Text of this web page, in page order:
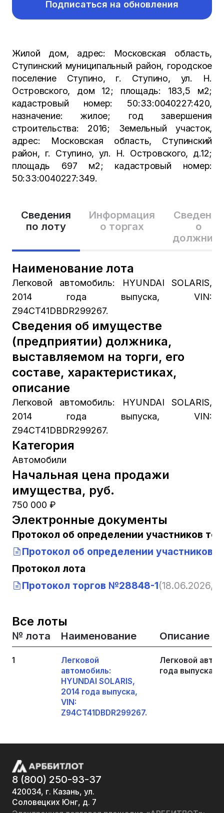
Сведения
по лоту
Информация
о торгах
Сведения
о
Наименование лота
Легковой автомобиль: HYUNDAI SOLARIS,
2014 года выпуска, VIN:
Z94CT41DBDR299267.
Сведения об имуществе
(предприятии) должника,
выставляемом на торги, его
составе, характеристиках,
описание
Легковой автомобиль: HYUNDAI SOLARIS,
2014 года выпуска, VIN:
Z94CT41DBDR299267.
Категория
Автомобили
Начальная цена продажи
имущества, руб.
750 000 ₽
Электронные документы
Протокол об определении участников
Протокол об определении участников
Протокол лота
Протокол торгов №28848-1(18.06.2026,
Все лоты
№ лота Наименование Описание
1
Легковой
автомобиль:
HYUNDAI SOLARIS,
2014 года выпуска,
VIN:
Z94CT41DBDR299267.
Легковой
года выпуска,
Подписаться на обновления
Жилой дом, адрес: Московская область,
Ступинский муниципальный район, городское
поселение Ступино, г. Ступино, ул. Н.
Островского, дом 12; площадь: 183,5 м2;
кадастровый номер: 50:33:0040227:420,
назначение: жилое; год завершения
строительства: 2016; Земельный участок,
адрес: Московская область, Ступинский
район, г. Ступино, ул. Н. Островского, д.12;
площадь 697 м2; кадастровый номер:
50:33:0040227:349.
8 (800) 250-93-37
420034, г. Казань, ул.
Соловецких Юнг, д. 7